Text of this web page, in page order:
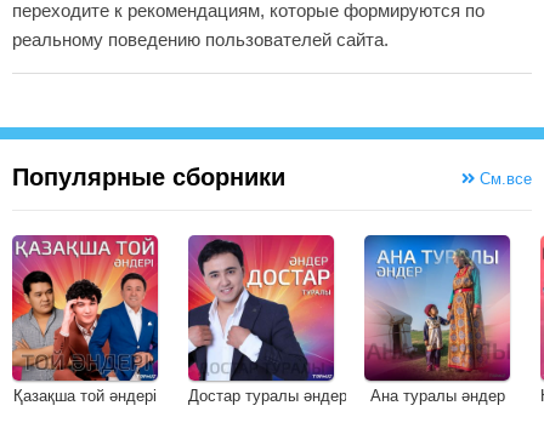
переходите к рекомендациям, которые формируются по
реальному поведению пользователей сайта.
Популярные сборники См.все
Қазақша той әндері Достар туралы әндер Ана туралы әндер